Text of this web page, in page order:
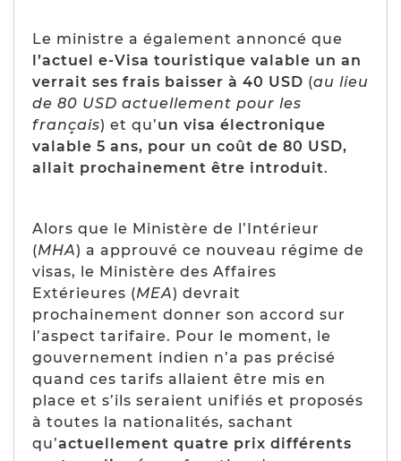
Le ministre a également annoncé que
l’actuel e-Visa touristique valable un an
verrait ses frais baisser à 40 USD (au lieu
de 80 USD actuellement pour les
français) et qu’un visa électronique
valable 5 ans, pour un coût de 80 USD,
allait prochainement être introduit.
Alors que le Ministère de l’Intérieur
(MHA) a approuvé ce nouveau régime de
visas, le Ministère des Affaires
Extérieures (MEA) devrait
prochainement donner son accord sur
l’aspect tarifaire. Pour le moment, le
gouvernement indien n’a pas précisé
quand ces tarifs allaient être mis en
place et s’ils seraient unifiés et proposés
à toutes la nationalités, sachant
qu’actuellement quatre prix différents